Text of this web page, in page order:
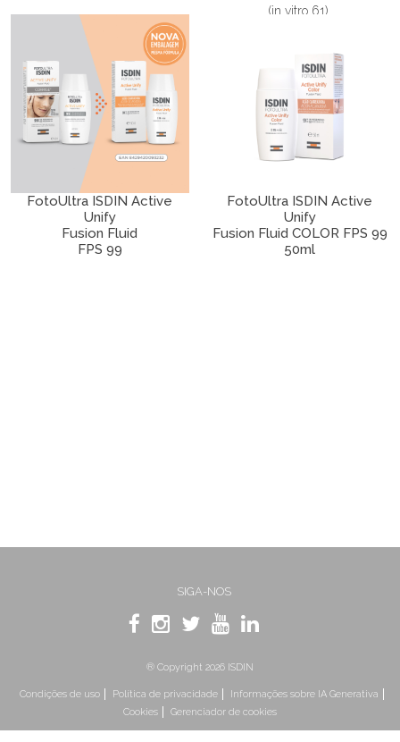
(in vitro 61).
FotoUltra ISDIN Active
Unify
Fusion Fluid
FPS 99
FotoUltra ISDIN Active
Unify
Fusion Fluid COLOR FPS 99
50ml
SIGA-NOS
® Copyright 2026 ISDIN
Condições de uso Política de privacidade
Informações sobre IA Generativa
Cookies
Gerenciador de cookies